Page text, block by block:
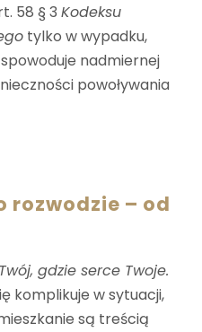
58 § 3 Kodeksu
tylko w wypadku,
nadmiernej
powoływania
rozwodzie – od
gdzie serce Twoje.
komplikuje w sytuacji,
są treścią